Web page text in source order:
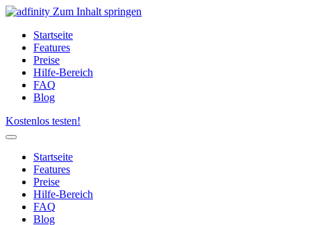
Zum Inhalt springen
Startseite
Features
Preise
Hilfe-Bereich
FAQ
Blog
Kostenlos testen!
Startseite
Features
Preise
Hilfe-Bereich
FAQ
Blog